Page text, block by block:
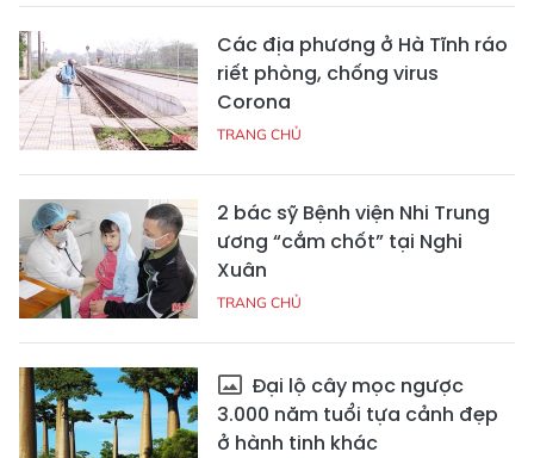
Các địa phương ở Hà Tĩnh ráo
riết phòng, chống virus
Corona
TRANG CHỦ
2 bác sỹ Bệnh viện Nhi Trung
ương “cắm chốt” tại Nghi
Xuân
TRANG CHỦ
Đại lộ cây mọc ngược
3.000 năm tuổi tựa cảnh đẹp
ở hành tinh khác